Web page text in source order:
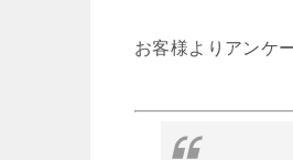
お客様よりアンケ